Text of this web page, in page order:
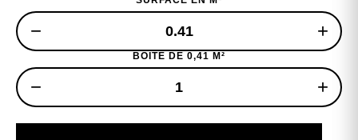
− +
BOITE DE 0,41 M²
− +